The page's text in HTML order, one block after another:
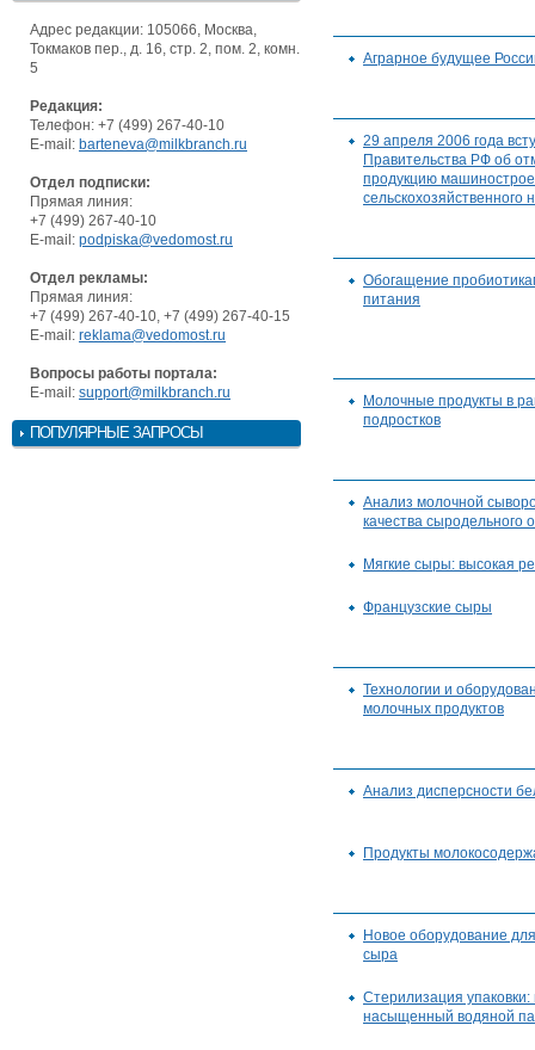
Адрес редакции: 105066, Москва,
Токмаков пер., д. 16, стр. 2, пом. 2, комн.
5
Редакция:
Телефон: +7 (499) 267-40-10
E-mail: barteneva@milkbranch.ru
Отдел подписки:
Прямая линия:
+7 (499) 267-40-10
E-mail: podpiska@vedomost.ru
Отдел рекламы:
Прямая линия:
+7 (499) 267-40-10, +7 (499) 267-40-15
E-mail: reklama@vedomost.ru
Вопросы работы портала:
E-mail: support@milkbranch.ru
ПОПУЛЯРНЫЕ ЗАПРОСЫ
Аграрное будущее
29 апреля 2006 года
Правительства РФ об
продукцию
сельскохозяйственного
Обогащение
питания
Молочные продукты в
подростков
Анализ молочной
качества сыродельного
Мягкие сыры: высокая
Французские сыры
Технологии и
молочных продуктов
Анализ дисперсности
Продукты
Новое оборудование
сыра
Стерилизация
насыщенный водяной